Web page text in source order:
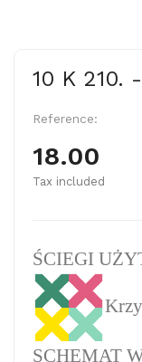
10 K 210.
Reference:
18.00
Tax included
ŚCIEGI
SCHEMAT